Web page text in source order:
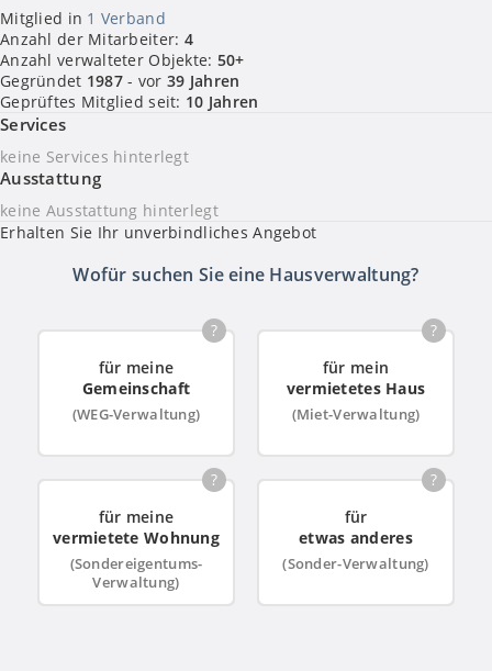
Mitglied in 1 Verband
BVFI - Bundesverband für die Immobilienwirtschaft, Mehrwert-
und Servicegesellschaft mbH
Anzahl der Mitarbeiter: 4
Anzahl verwalteter Objekte: 50+
Gegründet 1987- vor 39 Jahren
Geprüftes Mitglied seit: 10 Jahren
Services
keine Services hinterlegt
Ausstattung
keine Ausstattung hinterlegt
Erhalten Sie Ihr unverbindliches Angebot
Wofür suchen Sie eine Hausverwaltung?
für meine
Gemeinschaft
(WEG-Verwaltung)
?
für mein
vermietetes Haus
(Miet-Verwaltung)
?
für meine
vermietete Wohnung
(Sondereigentums-
Verwaltung)
?
für
etwas anderes
(Sonder-Verwaltung)
?